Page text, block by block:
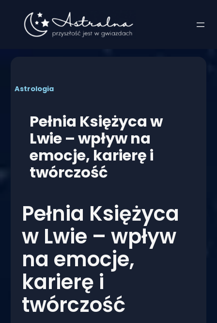
Astrologia
Pełnia Księżyca w
Lwie – wpływ na
emocje, karierę i
twórczość
Pełnia Księżyca
w Lwie – wpływ
na emocje,
karierę i
twórczość